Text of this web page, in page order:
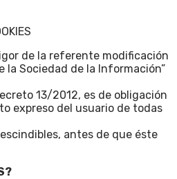
de la referente modificación
la Sociedad de la Información”
13/2012, es de obligación
expreso del usuario de todas
antes de que éste